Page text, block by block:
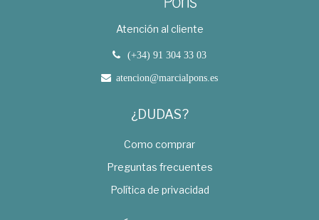
Atención al cliente
(+34) 91 304 33 03
atencion@marcialpons.es
¿DUDAS?
Como comprar
Preguntas frecuentes
Política de privacidad